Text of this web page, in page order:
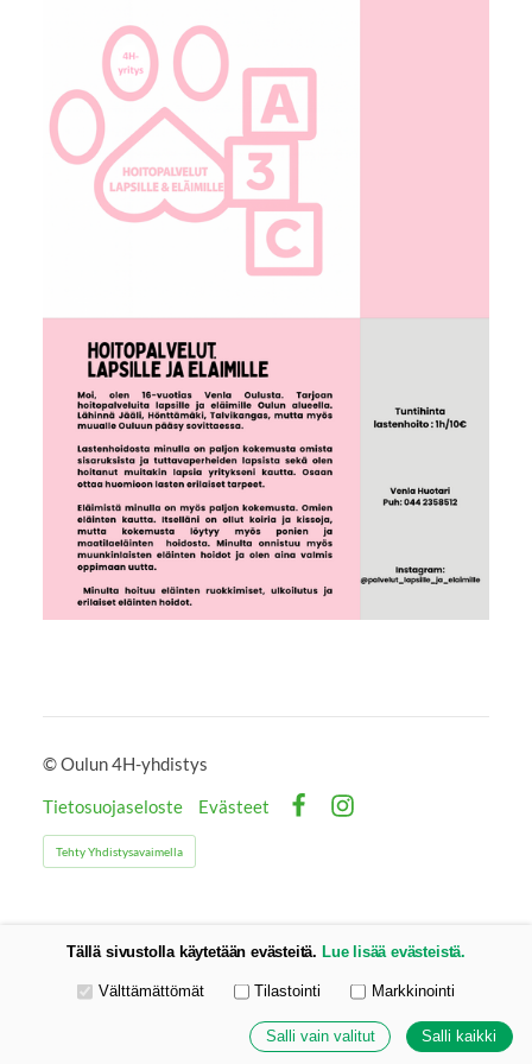
©Oulun 4H-yhdistys
Tietosuojaseloste
Evästeet
Tehty Yhdistysavaimella
Tällä sivustolla käytetään evästeitä. Lue lisää evästeistä.
Valitse käytettävät evästeet
Välttämättömät Tilastointi Markkinointi
Salli vain valitut Salli kaikki